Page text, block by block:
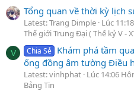
Tổng quan về thời kỳ lịch
Latest: Trang Dimple Lúc 11:18
Thế giới Trung Đại ( Thế kỷ V -
V Chia Sẻ Khám phá tầm
ống đồng âm tường Điều
Latest: vinhphat Lúc 14:06
Bảng Tin